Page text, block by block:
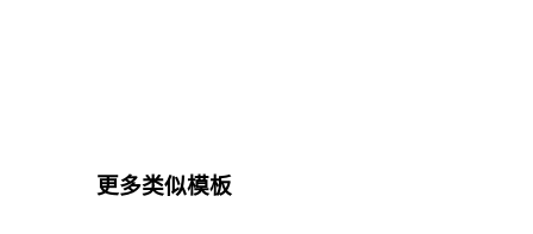
更多类似模板